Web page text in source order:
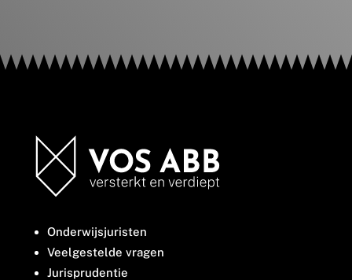
Onderwijsjuristen
Veelgestelde vragen
Jurisprudentie